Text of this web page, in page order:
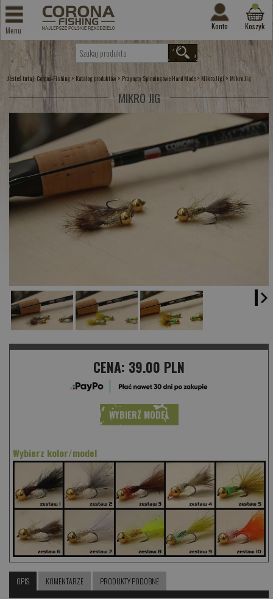
Menu Konto Koszyk
Jesteś tutaj: Corona-Fishing > Katalog produktów > Przynęty Spinningowe Hand Made > Mikro Jigi > Mikro Jig
MIKRO JIG
CENA: 39.00 PLN
WYBIERZ MODEL
Wybierz kolor/model
OPIS KOMENTARZE PRODUKTY PODOBNE